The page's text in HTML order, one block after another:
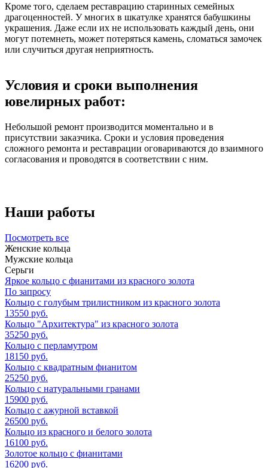
Кроме того, сделаем реставрацию старинных семейных
драгоценностей. У многих в шкатулке хранятся бабушкины
украшения. Даже если их не использовать каждый день, они
могут потемнеть, может потеряться камень, сломаться замочек
или случиться другая неприятность.
Условия и сроки выполнения
ювелирных работ:
Небольшой ремонт производится моментально и в
присутствии заказчика. Сроки и условия проведения
сложного ремонта и реставрации оговариваются до взаимного
согласования и проводятся в соответствии с ним.
Наши работы
Посмотреть все
Женские кольца
Мужские кольца
Серьги
Яркое кольцо с фианитами из красного золота
По запросу
Кольцо с голубым трилистником из красного золота
13550 руб.
Кольцо "Архитектура" из красного золота
35250 руб.
Кольцо с перламутром
18150 руб.
Кольцо с квадратным фианитом
25250 руб.
Кольцо с натуральными гранами
15900 руб.
Кольцо с ажурной вставкой
26500 руб.
Кольцо из красного и белого золота
16100 руб.
Золотое кольцо с фианитами
16200 руб.